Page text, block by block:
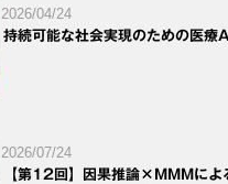
2026/04/24
持続可能な社会実現のための医療
2026/07/24
【第12回】因果推論×MMMによ